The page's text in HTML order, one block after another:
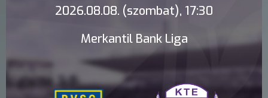
2026.08.08. (szombat), 17:30
Merkantil Bank Liga